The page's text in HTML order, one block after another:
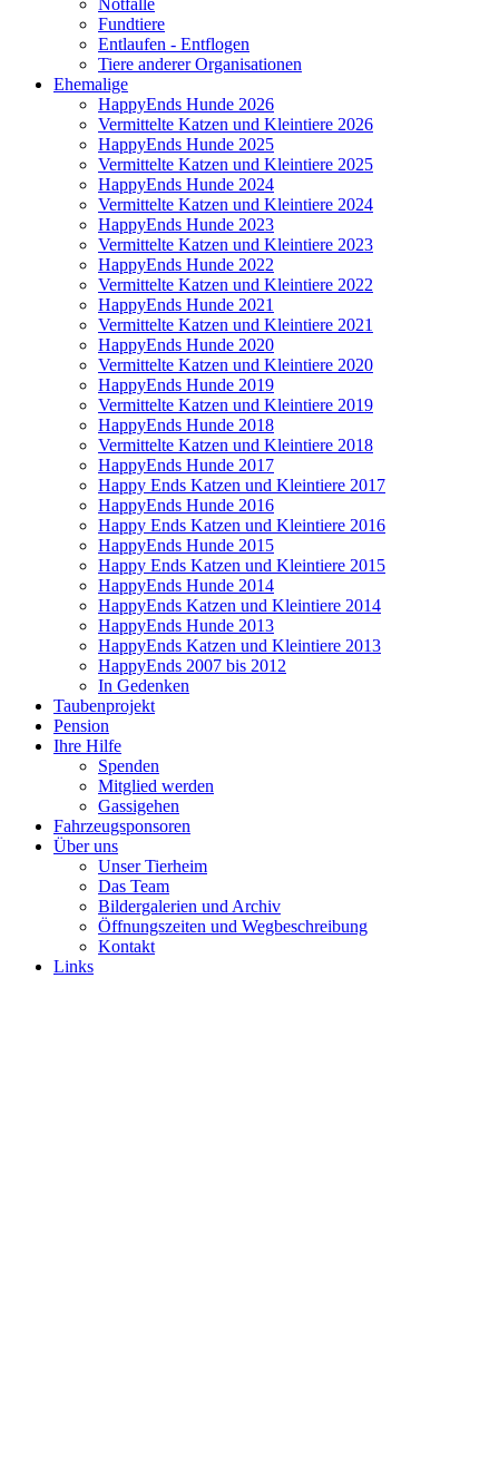
Fundtiere
Entlaufen - Entflogen
Tiere anderer Organisationen
Ehemalige
HappyEnds Hunde 2026
Vermittelte Katzen und Kleintiere 2026
HappyEnds Hunde 2025
Vermittelte Katzen und Kleintiere 2025
HappyEnds Hunde 2024
Vermittelte Katzen und Kleintiere 2024
HappyEnds Hunde 2023
Vermittelte Katzen und Kleintiere 2023
HappyEnds Hunde 2022
Vermittelte Katzen und Kleintiere 2022
HappyEnds Hunde 2021
Vermittelte Katzen und Kleintiere 2021
HappyEnds Hunde 2020
Vermittelte Katzen und Kleintiere 2020
HappyEnds Hunde 2019
Vermittelte Katzen und Kleintiere 2019
HappyEnds Hunde 2018
Vermittelte Katzen und Kleintiere 2018
HappyEnds Hunde 2017
Happy Ends Katzen und Kleintiere 2017
HappyEnds Hunde 2016
Happy Ends Katzen und Kleintiere 2016
HappyEnds Hunde 2015
Happy Ends Katzen und Kleintiere 2015
HappyEnds Hunde 2014
HappyEnds Katzen und Kleintiere 2014
HappyEnds Hunde 2013
HappyEnds Katzen und Kleintiere 2013
HappyEnds 2007 bis 2012
In Gedenken
Taubenprojekt
Pension
Ihre Hilfe
Spenden
Mitglied werden
Gassigehen
Fahrzeugsponsoren
Über uns
Unser Tierheim
Das Team
Bildergalerien und Archiv
Öffnungszeiten und Wegbeschreibung
Kontakt
Links